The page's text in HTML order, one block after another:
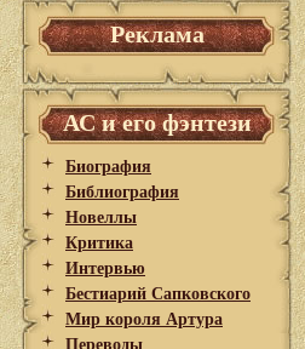
Реклама
АС и его фэнтези
Биография
Библиография
Новеллы
Критика
Интервью
Бестиарий Сапковского
Мир короля Артура
Переводы